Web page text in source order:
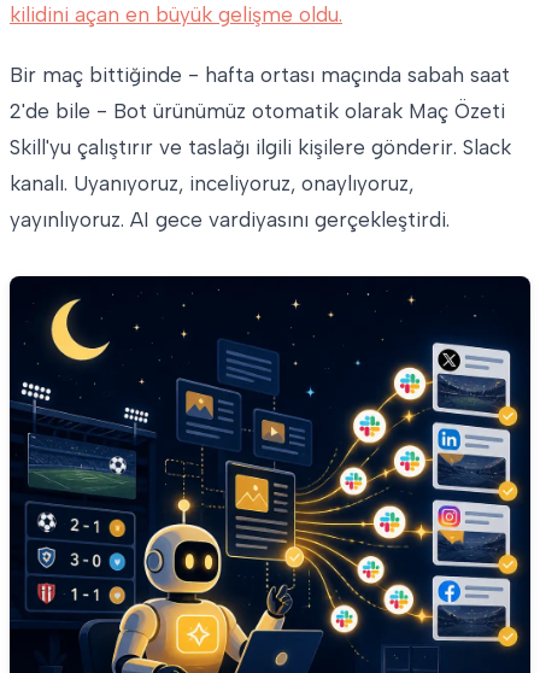
kilidini açan en büyük gelişme oldu.
Bir maç bittiğinde - hafta ortası maçında sabah saat
2'de bile - Bot ürünümüz otomatik olarak Maç Özeti
Skill'yu çalıştırır ve taslağı ilgili kişilere gönderir. Slack
kanalı. Uyanıyoruz, inceliyoruz, onaylıyoruz,
yayınlıyoruz. AI gece vardiyasını gerçekleştirdi.